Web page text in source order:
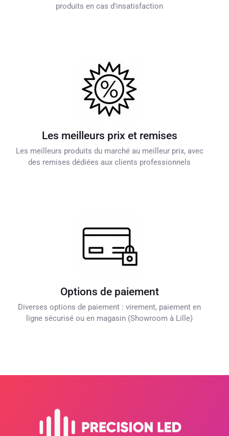
produits en cas d'insatisfaction
Les meilleurs prix et remises
Les meilleurs produits du marché au meilleur prix, avec
des remises dédiées aux clients professionnels
Options de paiement
Diverses options de paiement : virement, paiement en
ligne sécurisé ou en magasin (Showroom à Lille)